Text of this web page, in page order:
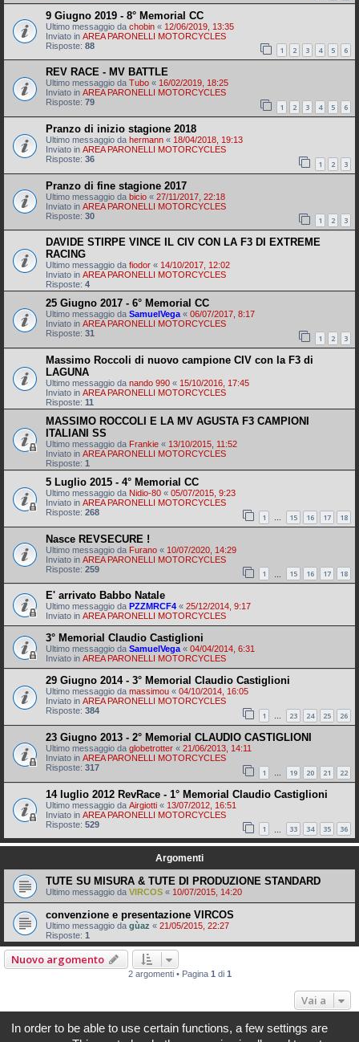
9 Giugno 2019 - 8° Memorial CC
Ultimo messaggio da chobin « 12/06/2019, 13:35
Inviato in AREA PARONELLI MOTORCYCLES
Risposte: 88 1 2 3 4 5 6
REV RACE - MV BATTLE
Ultimo messaggio da Tubo « 16/02/2019, 18:25
Inviato in AREA PARONELLI MOTORCYCLES
Risposte: 79 1 2 3 4 5 6
Pranzo di inizio stagione 2018
Ultimo messaggio da hermann « 18/04/2018, 19:13
Inviato in AREA PARONELLI MOTORCYCLES
Risposte: 36 1 2 3
Pranzo di fine stagione 2017
Ultimo messaggio da bicio « 27/11/2017, 22:18
Inviato in AREA PARONELLI MOTORCYCLES
Risposte: 30 1 2 3
DAVIDE STIRPE VINCE IL CIV CON LA F3 DI EXTREME
RACING
Ultimo messaggio da fiodor « 14/10/2017, 12:02
Inviato in AREA PARONELLI MOTORCYCLES
Risposte: 4
25 Giugno 2017 - 6° Memorial CC
Ultimo messaggio da SamuelVega « 06/07/2017, 8:17
Inviato in AREA PARONELLI MOTORCYCLES
Risposte: 31 1 2 3
Massimo Roccoli di nuovo campione CIV con la F3 di
LAGUNA
Ultimo messaggio da nando 990 « 15/10/2016, 17:45
Inviato in AREA PARONELLI MOTORCYCLES
Risposte: 11
MASSIMO ROCCOLI E LA MV AGUSTA F3 CAMPIONI
ITALIANI SS
Ultimo messaggio da Frankie « 13/10/2015, 11:52
Inviato in AREA PARONELLI MOTORCYCLES
Risposte: 1
5 Luglio 2015 - 4° Memorial CC
Ultimo messaggio da Nidio-80 « 05/07/2015, 9:23
Inviato in AREA PARONELLI MOTORCYCLES
Risposte: 268 1 … 15 16 17 18
Nasce REVSECURE !
Ultimo messaggio da Furano « 10/07/2020, 14:29
Inviato in AREA PARONELLI MOTORCYCLES
Risposte: 259 1 15 16 17 18
E' arrivato Babbo Natale
Ultimo messaggio da PZZMRCF4 « 25/12/2014, 9:17
Inviato in AREA PARONELLI MOTORCYCLES
3° Memorial Claudio Castiglioni
Ultimo messaggio da SamuelVega « 04/04/2014, 6:31
Inviato in AREA PARONELLI MOTORCYCLES
29 Giugno 2014 - 3° Memorial Claudio Castiglioni
Ultimo messaggio da massimou « 04/10/2014, 16:05
Inviato in AREA PARONELLI MOTORCYCLES
Risposte: 384 1 … 23 24 25 26
23 Giugno 2013 - 2° Memorial CLAUDIO CASTIGLIONI
Ultimo messaggio da globetrotter « 21/06/2013, 14:11
Inviato in AREA PARONELLI MOTORCYCLES
Risposte: 317 1 19 20 21 22
14 luglio 2012 RevRace - 1° Memorial Claudio Castiglioni
Ultimo messaggio da Airgiotti « 13/07/2012, 16:51
Inviato in AREA PARONELLI MOTORCYCLES
Risposte: 529 1 33 34 35 36
Argomenti
TUTE SU MISURA & TUTE DI PRODUZIONE STANDARD
Ultimo messaggio da VIRCOS « 10/07/2015, 14:20
convenzione e presentazione VIRCOS
Ultimo messaggio da gùaz « 21/05/2015, 22:27
Risposte: 1
Nuovo argomento
2 argomenti • Pagina 1 di 1
Vai a
Tutti gli orari sono UTC+02:00
In order to be able to use certain functions, a few settings are